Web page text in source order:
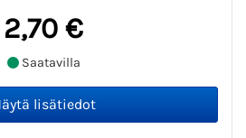
2,70 €
Saatavilla